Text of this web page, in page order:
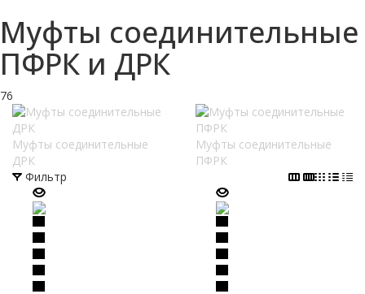
Муфты соединительные
ПФРК и ДРК
76
Муфты соединительные
ДРК
Муфты соединительные
ПФРК
Фильтр